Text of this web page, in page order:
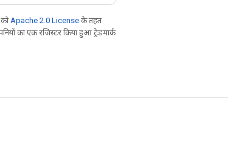
Apache 2.0 License के तहत
का एक रजिस्टर किया हुआ ट्रेडमार्क